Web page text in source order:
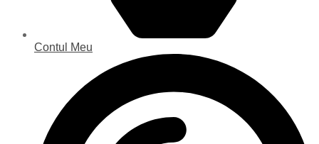
Contul Meu